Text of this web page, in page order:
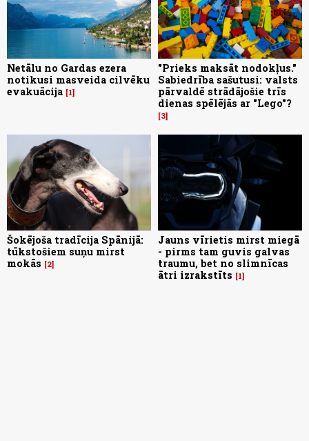
Netālu no Gardas ezera
notikusi masveida cilvēku
evakuācija 1
"Prieks maksāt nodokļus."
Sabiedrība sašutusi: valsts
pārvaldē strādājošie trīs
dienas spēlējās ar "Lego"?
3
Šokējoša tradīcija Spānijā:
tūkstošiem suņu mirst
mokās
2
Jauns vīrietis mirst miegā
- pirms tam guvis galvas
traumu, bet no slimnīcas
ātri izrakstīts
1